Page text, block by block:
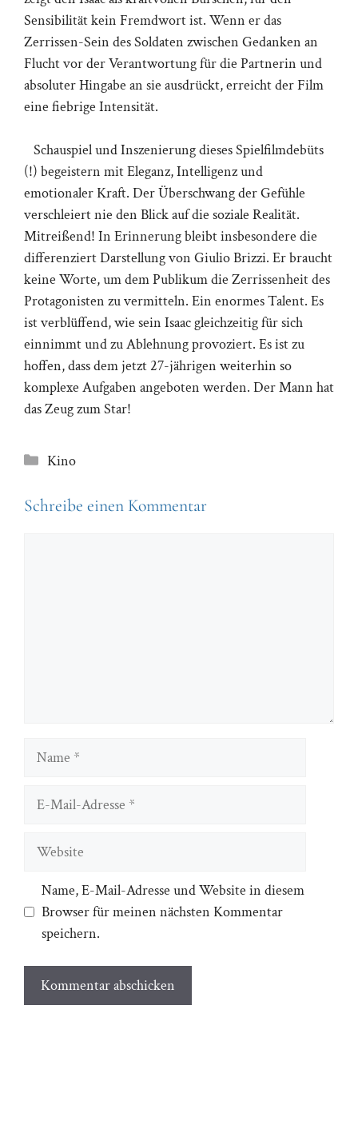
Sensibilität kein Fremdwort ist. Wenn er das
Zerrissen-Sein des Soldaten zwischen Gedanken an
Flucht vor der Verantwortung für die Partnerin und
absoluter Hingabe an sie ausdrückt, erreicht der Film
eine fiebrige Intensität.
Schauspiel und Inszenierung dieses Spielfilmdebüts
(!) begeistern mit Eleganz, Intelligenz und
emotionaler Kraft. Der Überschwang der Gefühle
verschleiert nie den Blick auf die soziale Realität.
Mitreißend! In Erinnerung bleibt insbesondere die
differenziert Darstellung von Giulio Brizzi. Er braucht
keine Worte, um dem Publikum die Zerrissenheit des
Protagonisten zu vermitteln. Ein enormes Talent. Es
ist verblüffend, wie sein Isaac gleichzeitig für sich
einnimmt und zu Ablehnung provoziert. Es ist zu
hoffen, dass dem jetzt 27-jährigen weiterhin so
komplexe Aufgaben angeboten werden. Der Mann hat
das Zeug zum Star!
Kategorien
Kino
Schreibe einen Kommentar
Name
Website
Name, E-Mail-Adresse und Website in diesem
Browser für meinen nächsten Kommentar
speichern.